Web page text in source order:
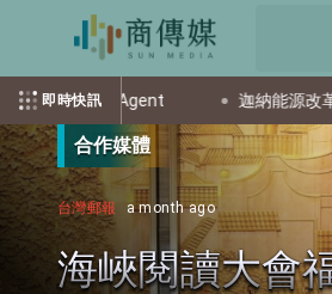
即時快訊 迦納能源改革現曙光 IMF仍
合作媒體
台灣郵報 a month ago
海峽閱讀大會